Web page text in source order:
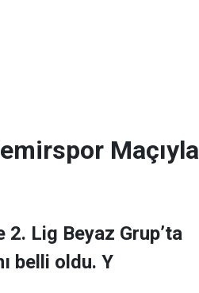
Maçıyla
Lig Beyaz Grup’ta
belli oldu. Y